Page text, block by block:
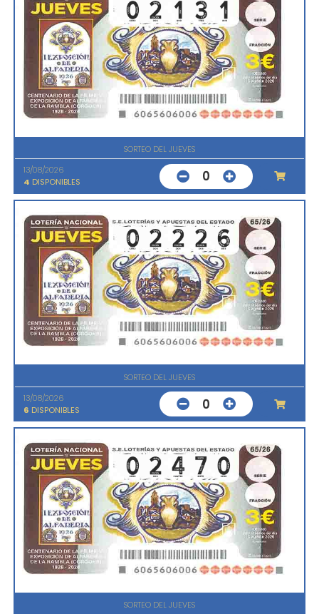
SORTEO DEL JUEVES
13/08/2026
4 DISPONIBLES 0
SORTEO DEL JUEVES
13/08/2026
6 DISPONIBLES 0
SORTEO DEL JUEVES